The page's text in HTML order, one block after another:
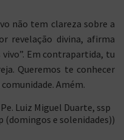
não tem clareza sobre a
revelação divina, afirma
vivo”. Em contrapartida, tu
Queremos te conhecer
Amém.
Luiz Miguel Duarte, ssp
(domingos e solenidades))